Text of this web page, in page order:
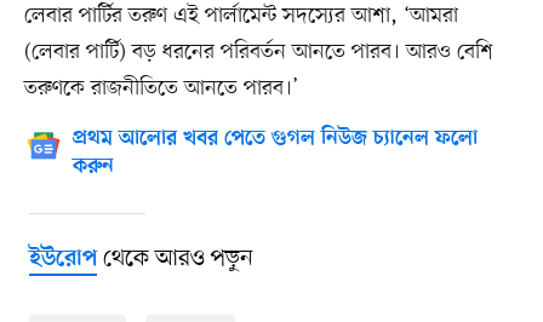
লেবার পার্টির তরুণ এই পার্লামেন্ট সদস্যের আশা, ‘আমরা
(লেবার পার্টি) বড় ধরনের পরিবর্তন আনতে পারব। আরও বেশি
তরুণকে রাজনীতিতে আনতে পারব।’
প্রথম আলোর খবর পেতে গুগল নিউজ চ্যানেল ফলো
করুন
ইউরোপথেকে আরও পড়ুন